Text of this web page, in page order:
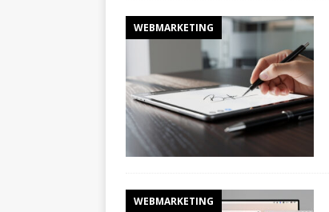
WEBMARKETING
WEBMARKETING